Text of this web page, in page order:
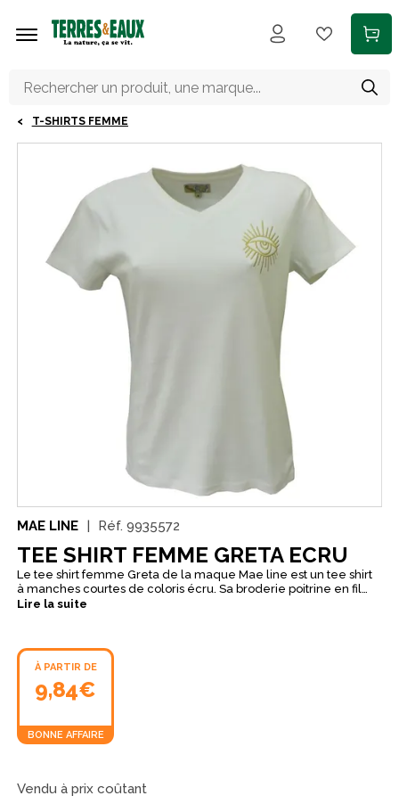
T-SHIRTS FEMME
MAE LINE Réf. 9935572
TEE SHIRT FEMME GRETA ECRU
Le tee shirt femme Greta de la maque Mae line est un tee shirt
à manches courtes de coloris écru. Sa broderie poitrine en fil
doré le rend très élégant. Vous pourrez porter le tee shirt Greta
Lire la suite
À PARTIR DE
9,84€
BONNE AFFAIRE
Vendu à prix coûtant